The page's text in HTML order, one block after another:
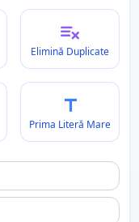
Elimină Duplicate
Prima Literă Mare